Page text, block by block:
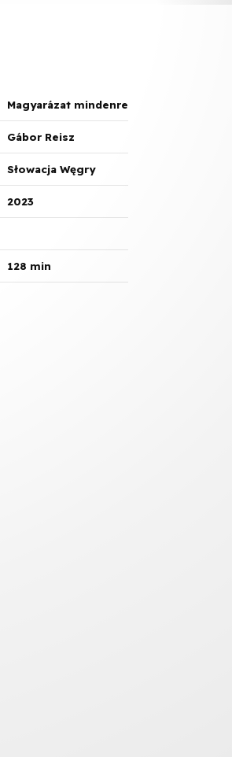
Magyarázat mindenre
Gábor Reisz
Słowacja Węgry
2023
128 min